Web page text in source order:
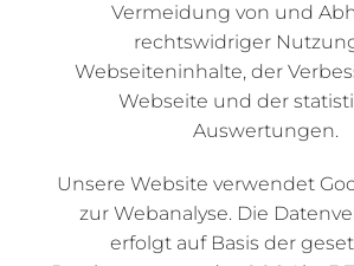
Vermeidung von und
rechtswidriger
Webseiteninhalte, der
Webseite und der
Auswertungen.
Unsere Website verwendet
zur Webanalyse. Die
erfolgt auf Basis der